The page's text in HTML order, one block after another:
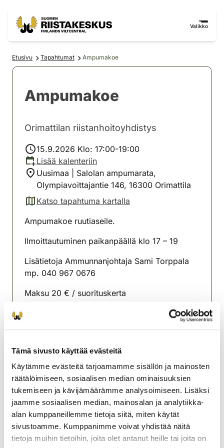
Tämä sivusto käyttää evästeitä
Käytämme evästeitä tarjoamamme sisällön ja mainosten
räätälöimiseen, sosiaalisen median ominaisuuksien
tukemiseen ja kävijämäärämme analysoimiseen. Lisäksi
jaamme sosiaalisen median, mainosalan ja analytiikka-
alan kumppaneillemme tietoja siitä, miten käytät
sivustoamme. Kumppanimme voivat yhdistää näitä
tietoja muihin tietoihin, joita olet antanut heille tai joita on
Valikko
Etusivu Tapahtumat Ampumakoe
Ampumakoe
Orimattilan riistanhoitoyhdistys
15.9.2026 Klo: 17:00-19:00
Lisää kalenteriin
Uusimaa | Salolan ampumarata,
Olympiavoittajantie 146, 16300 Orimattila
Katso tapahtuma kartalla
(avautuu uuteen välilehteen)
Ampumakoe ruutiaseile.
Ilmoittautuminen paikanpäällä klo 17 – 19
Lisätietoja Ammunnanjohtaja Sami Torppala
mp. 040 967 0676
Maksu 20 € / suorituskerta
Toisella radallakohdistusmahdollisuus 10 € /
Orimattilan riistanhoitoyhdistys
Uusimaa
0445664720